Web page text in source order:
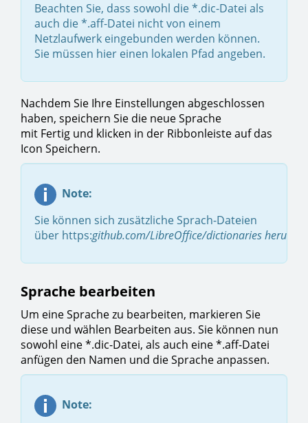
Beachten Sie, dass sowohl die *.dic-Datei als
auch die *.aff-Datei nicht von einem
Netzlaufwerk eingebunden werden können.
Sie müssen hier einen lokalen Pfad angeben.
Nachdem Sie Ihre Einstellungen abgeschlossen
haben, speichern Sie die neue Sprache
mit Fertig und klicken in der Ribbonleiste auf das
Icon Speichern.
Note:
Sie können sich zusätzliche Sprach-Dateien
über https:github.com/LibreOffice/dictionaries
Sprache bearbeiten
Um eine Sprache zu bearbeiten, markieren Sie
diese und wählen Bearbeiten aus. Sie können nun
sowohl eine *.dic-Datei, als auch eine *.aff-Datei
anfügen den Namen und die Sprache anpassen.
Note: